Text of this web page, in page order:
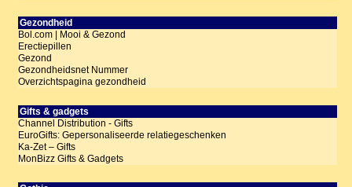
Gezondheid
Bol.com | Mooi & Gezond
Erectiepillen
Gezond
Gezondheidsnet Nummer
Overzichtspagina gezondheid
Gifts & gadgets
Channel Distribution - Gifts
EuroGifts: Gepersonaliseerde relatiegeschenken
Ka-Zet – Gifts
MonBizz Gifts & Gadgets